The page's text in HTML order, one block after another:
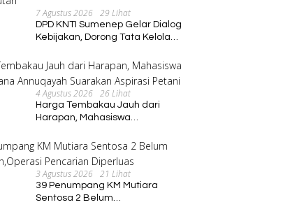
7 Agustus 2026 29 Lihat
DPD KNTI Sumenep Gelar Dialog
Kebijakan, Dorong Tata Kelola
Berkelanjutan
4 Agustus 2026 26 Lihat
Harga Tembakau Jauh dari
Harapan, Mahasiswa
Suarakan Aspirasi Petani
3 Agustus 2026 21 Lihat
39 Penumpang KM Mutiara
Sentosa 2 Belum